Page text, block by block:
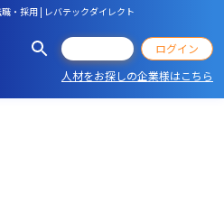
・採用 | レバテックダイレクト
ログイン
人材をお探しの企業様はこちら